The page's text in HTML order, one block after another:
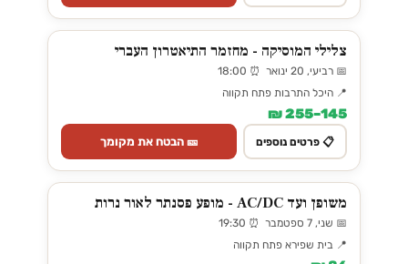
צלילי המוסיקה - מחזמר התיאטרון העברי
📅 רביעי, 20 ינואר ⏰ 18:00
📍 היכל התרבות פתח תקווה
145–255 ₪
📋 פרטים נוספים 🎫 הבטח את מקומך
משופן ועד AC/DC - מופע פסנתר לאור נרות
📅 שני, 7 ספטמבר ⏰ 19:30
📍 בית שפירא פתח תקווה